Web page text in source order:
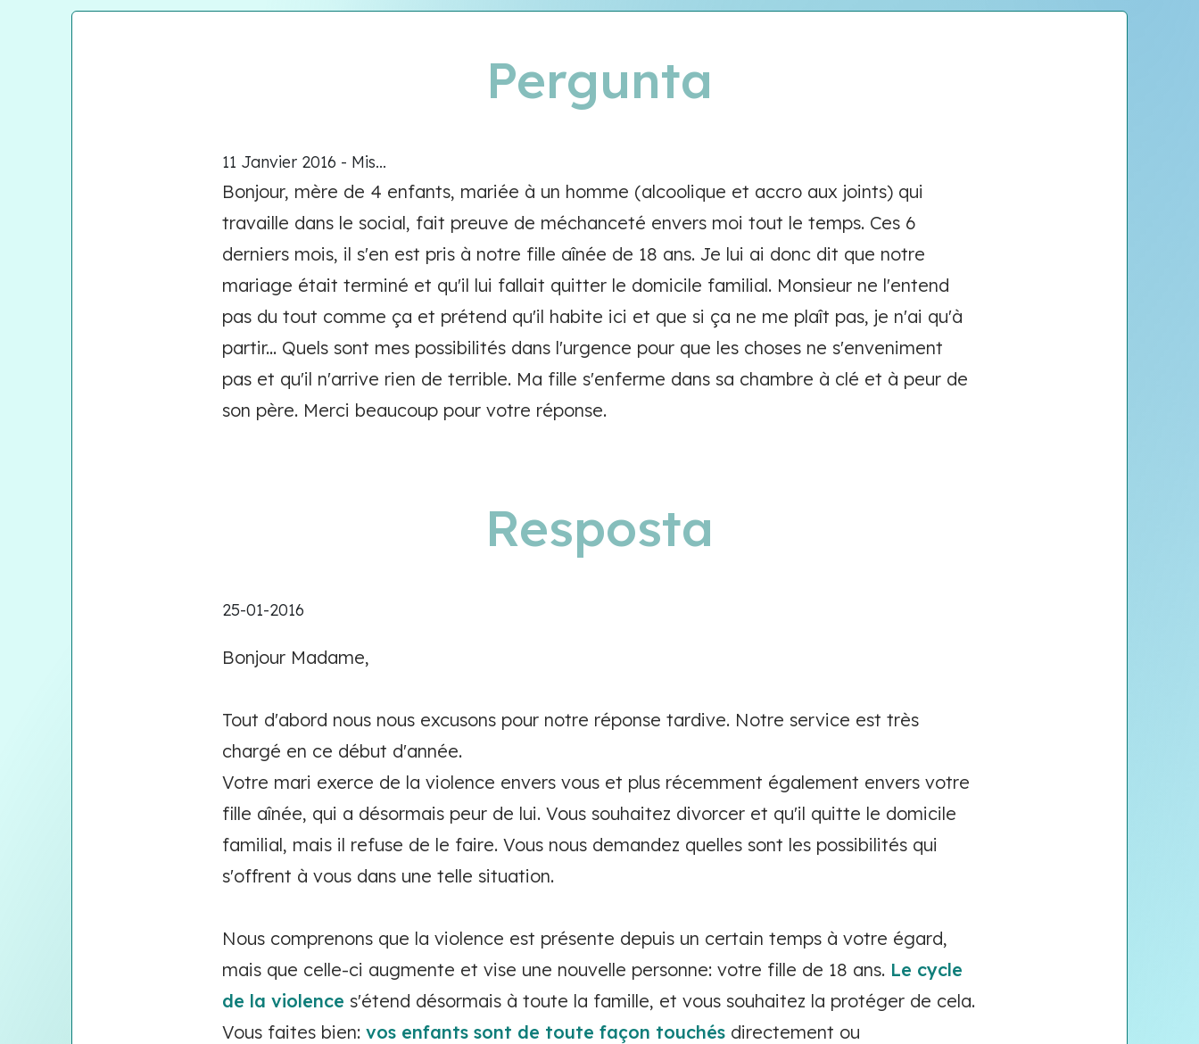
Pergunta
11 Janvier 2016 - Mis...
Bonjour, mère de 4 enfants, mariée à un homme (alcoolique et accro aux joints) qui
travaille dans le social, fait preuve de méchanceté envers moi tout le temps. Ces 6
derniers mois, il s'en est pris à notre fille aînée de 18 ans. Je lui ai donc dit que notre
mariage était terminé et qu'il lui fallait quitter le domicile familial. Monsieur ne l'entend
pas du tout comme ça et prétend qu'il habite ici et que si ça ne me plaît pas, je n'ai qu'à
partir... Quels sont mes possibilités dans l'urgence pour que les choses ne s'enveniment
pas et qu'il n'arrive rien de terrible. Ma fille s'enferme dans sa chambre à clé et à peur de
son père. Merci beaucoup pour votre réponse.
Resposta
25-01-2016
Bonjour Madame,
Tout d'abord nous nous excusons pour notre réponse tardive. Notre service est très
chargé en ce début d'année.
Votre mari exerce de la violence envers vous et plus récemment également envers votre
fille aînée, qui a désormais peur de lui. Vous souhaitez divorcer et qu'il quitte le domicile
familial, mais il refuse de le faire. Vous nous demandez quelles sont les possibilités qui
s'offrent à vous dans une telle situation.
Nous comprenons que la violence est présente depuis un certain temps à votre égard,
mais que celle-ci augmente et vise une nouvelle personne: votre fille de 18 ans. Le cycle
de la violence s'étend désormais à toute la famille, et vous souhaitez la protéger de cela.
Vous faites bien: vos enfants sont de toute façon touchés directement ou